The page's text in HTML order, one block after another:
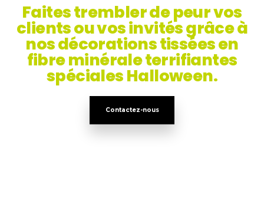
Faites trembler de peur vos
clients ou vos invités grâce à
nos décorations tissées en
fibre minérale terrifiantes
spéciales Halloween.
Contactez-nous